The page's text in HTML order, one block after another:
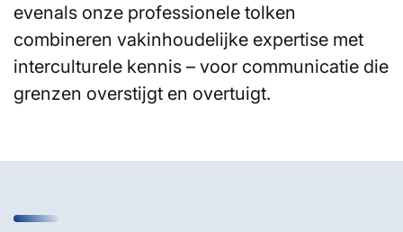
evenals onze professionele tolken
combineren vakinhoudelijke expertise met
interculturele kennis – voor communicatie die
grenzen overstijgt en overtuigt.